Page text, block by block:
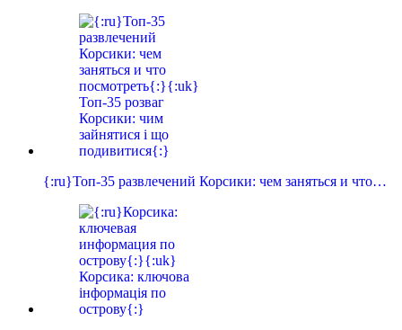
{:ru}Топ-35 развлечений Корсики: чем заняться и что…